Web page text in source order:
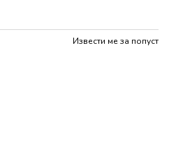
Извести ме за попуст